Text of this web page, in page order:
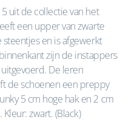
uit de collectie van het
een upper van zwarte
en is afgewerkt
zijn de instappers
De leren
de schoenen een preppy
5 cm hoge hak en 2 cm
zwart. (Black)